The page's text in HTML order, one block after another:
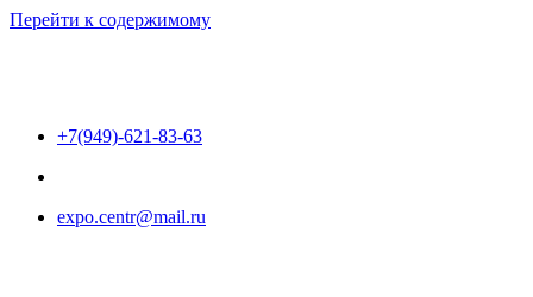
Перейти к содержимому
+7(949)-621-83-63
expo.centr@mail.ru